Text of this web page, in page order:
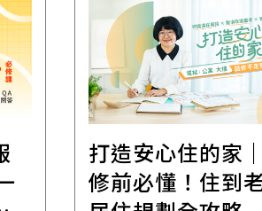
打造安心住的家
修前必懂！住到